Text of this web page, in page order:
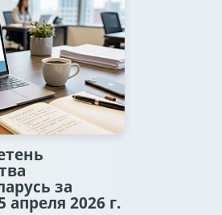
за
апреля 2026 г.